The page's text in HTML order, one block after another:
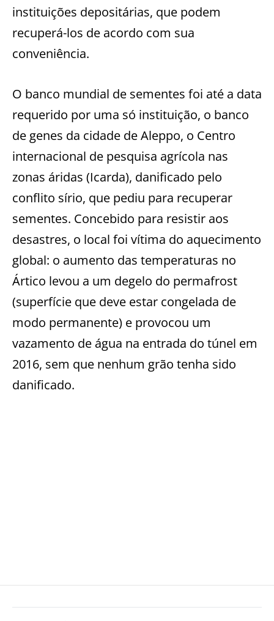
instituições depositárias, que podem
recuperá-los de acordo com sua
conveniência.
O banco mundial de sementes foi até a data
requerido por uma só instituição, o banco
de genes da cidade de Aleppo, o Centro
internacional de pesquisa agrícola nas
zonas áridas (Icarda), danificado pelo
conflito sírio, que pediu para recuperar
sementes. Concebido para resistir aos
desastres, o local foi vítima do aquecimento
global: o aumento das temperaturas no
Ártico levou a um degelo do permafrost
(superfície que deve estar congelada de
modo permanente) e provocou um
vazamento de água na entrada do túnel em
2016, sem que nenhum grão tenha sido
danificado.